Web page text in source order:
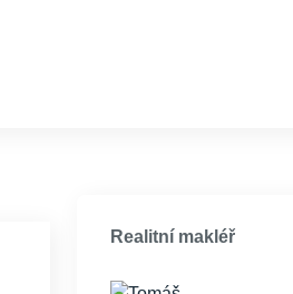
Realitní makléř